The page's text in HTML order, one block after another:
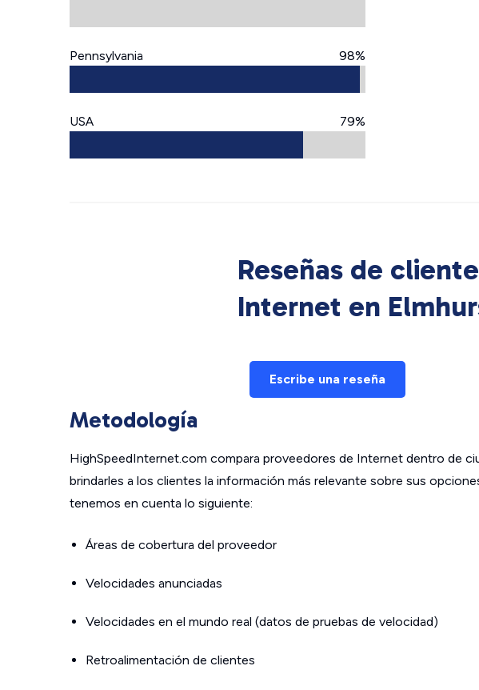
Pennsylvania 98%
USA 79%
Reseñas de
Internet en
Escribe una reseña
Metodología
HighSpeedInternet.com compara proveedores de Internet dentro de
brindarles a los clientes la información más relevante sobre sus
tenemos en cuenta lo siguiente:
Áreas de cobertura del proveedor
Velocidades anunciadas
Velocidades en el mundo real (datos de pruebas de velocidad)
Retroalimentación de clientes